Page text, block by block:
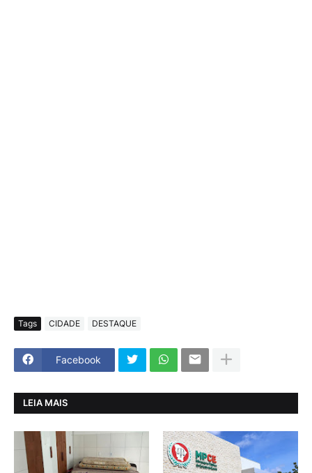
Tags CIDADE DESTAQUE
Facebook
LEIA MAIS